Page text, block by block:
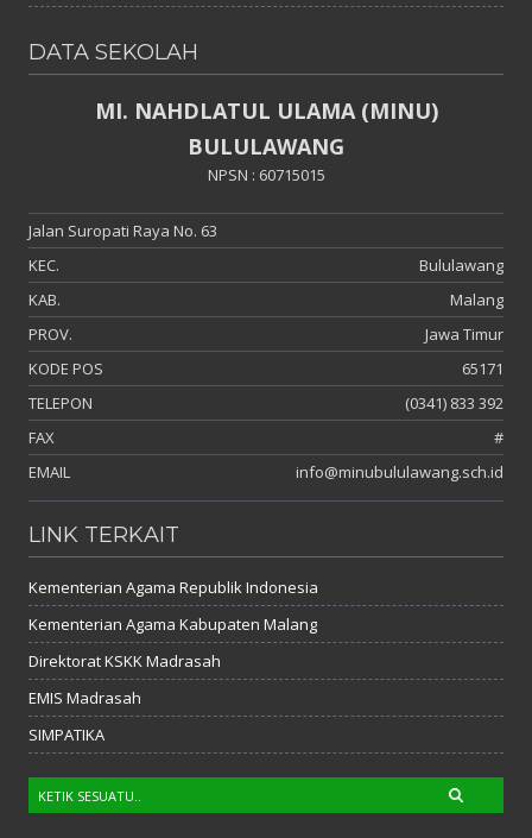
DATA SEKOLAH
MI. NAHDLATUL ULAMA (MINU)
BULULAWANG
NPSN : 60715015
Jalan Suropati Raya No. 63
KEC.
Bululawang
KAB.
Malang
PROV.
Jawa Timur
KODE POS
65171
TELEPON
(0341) 833 392
FAX
#
EMAIL
info@minubululawang.sch.id
LINK TERKAIT
Kementerian Agama Republik Indonesia
Kementerian Agama Kabupaten Malang
Direktorat KSKK Madrasah
EMIS Madrasah
SIMPATIKA